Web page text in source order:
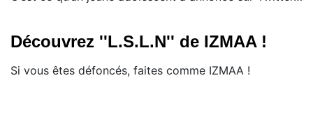
Découvrez ''L.S.L.N'' de IZMAA !
Si vous êtes défoncés, faites comme IZMAA !